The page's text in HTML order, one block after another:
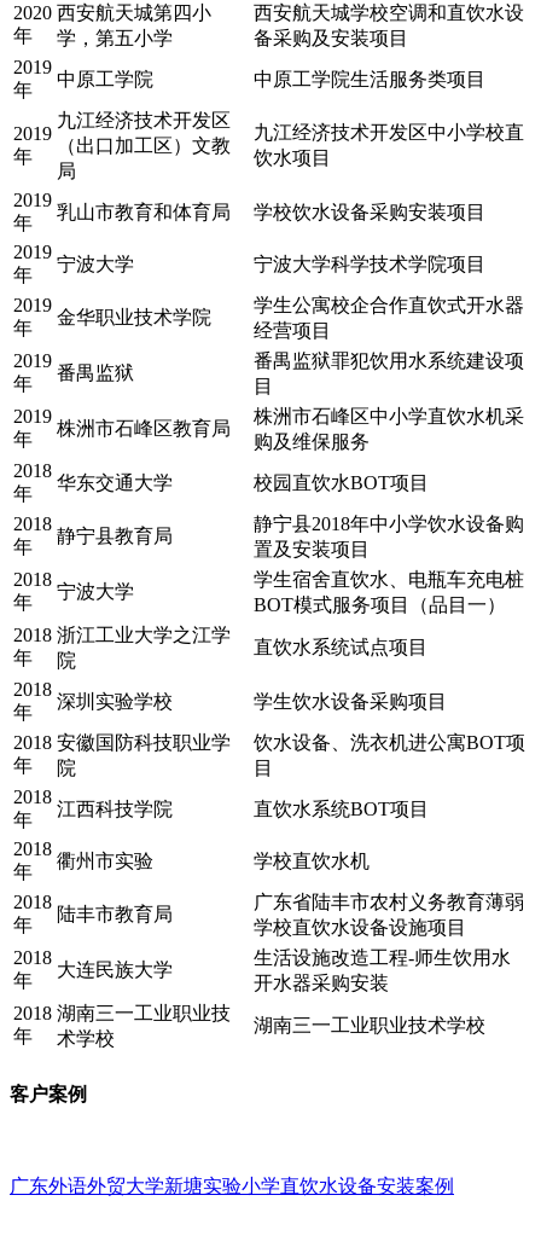
2020
年
西安航天城第四小
学，第五小学
西安航天城学校空调和直饮水设
备采购及安装项目
2019
年
中原工学院 中原工学院生活服务类项目
2019
年
九江经济技术开发区
（出口加工区）文教
局
九江经济技术开发区中小学校直
饮水项目
2019
年
乳山市教育和体育局
学校饮水设备采购安装项目
2019
年
宁波大学
宁波大学科学技术学院项目
2019
年
金华职业技术学院
学生公寓校企合作直饮式开水器
经营项目
2019
年
番禺监狱
番禺监狱罪犯饮用水系统建设项
目
2019
年
株洲市石峰区教育局
株洲市石峰区中小学直饮水机采
购及维保服务
2018
年
华东交通大学
校园直饮水BOT项目
2018
年
静宁县教育局
静宁县2018年中小学饮水设备购
置及安装项目
2018
年
宁波大学
学生宿舍直饮水、电瓶车充电桩
BOT模式服务项目（品目一）
2018
年
浙江工业大学之江学
院
直饮水系统试点项目
2018
年
深圳实验学校
学生饮水设备采购项目
2018
年
安徽国防科技职业学
院
饮水设备、洗衣机进公寓BOT项
目
2018
年
江西科技学院
直饮水系统BOT项目
2018
年
衢州市实验
学校直饮水机
2018
年
陆丰市教育局
广东省陆丰市农村义务教育薄弱
学校直饮水设备设施项目
2018
年
大连民族大学
生活设施改造工程-师生饮用水
开水器采购安装
2018
年
湖南三一工业职业技
术学校
湖南三一工业职业技术学校
客户案例
广东外语外贸大学新塘实验小学直饮水设备安装案例